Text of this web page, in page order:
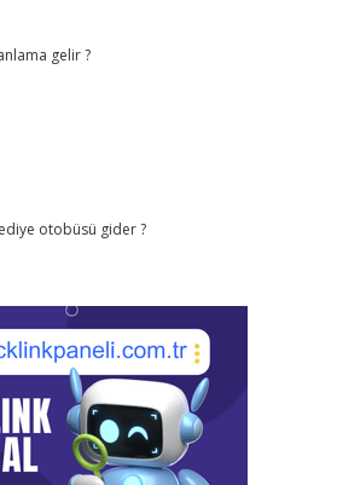
gelir ?
otobüsü gider ?